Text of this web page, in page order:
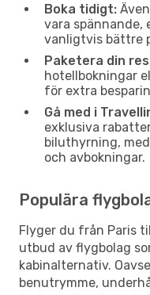
Boka tidigt:
vara spännande,
vanligtvis bättre
Paketera din
hotellbokningar
för extra
Gå med i
exklusiva
biluthyrning,
och avbokningar.
Populära
Flyger du från Paris
utbud av flygbolag
kabinalternativ.
benutrymme,